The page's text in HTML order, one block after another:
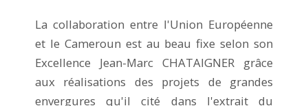
La collaboration entre l'Union Européenne
et le Cameroun est au beau fixe selon son
Excellence Jean-Marc CHATAIGNER grâce
aux réalisations des projets de grandes
envergures qu'il cité dans l'extrait du